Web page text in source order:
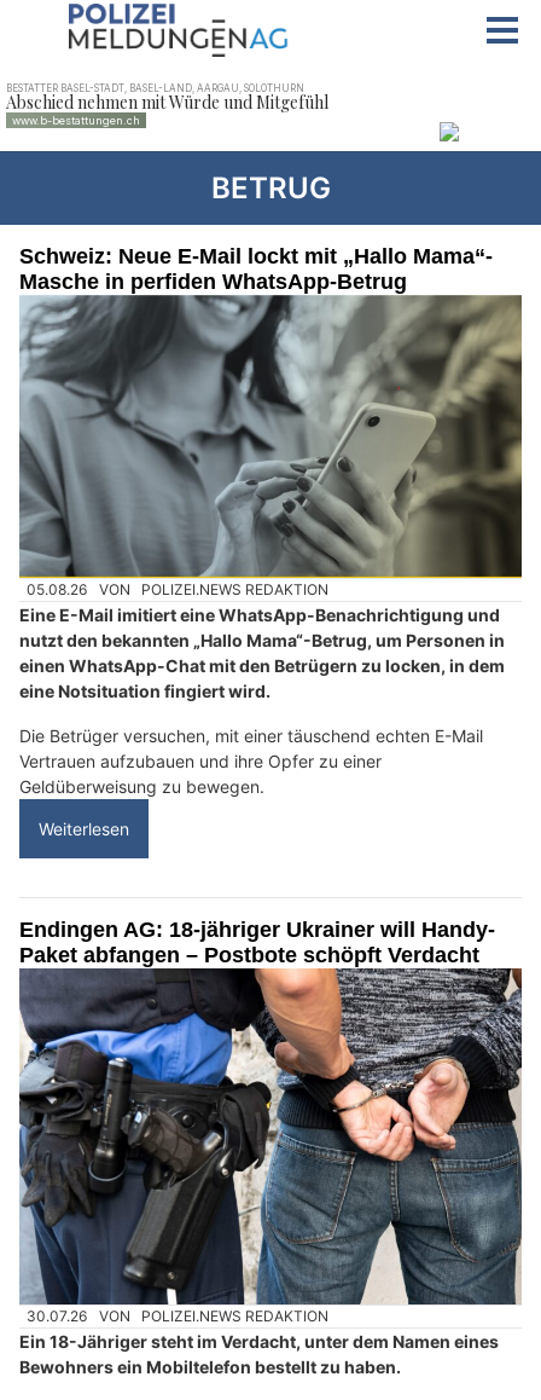
BETRUG
Schweiz: Neue E-Mail lockt mit „Hallo Mama“-
Masche in perfiden WhatsApp-Betrug
05.08.26 VON POLIZEI.NEWS REDAKTION
Eine E-Mail imitiert eine WhatsApp-Benachrichtigung und
nutzt den bekannten „Hallo Mama“-Betrug, um Personen in
einen WhatsApp-Chat mit den Betrügern zu locken, in dem
eine Notsituation fingiert wird.
Die Betrüger versuchen, mit einer täuschend echten E-Mail
Vertrauen aufzubauen und ihre Opfer zu einer
Geldüberweisung zu bewegen.
Weiterlesen
Endingen AG: 18-jähriger Ukrainer will Handy-
Paket abfangen – Postbote schöpft Verdacht
30.07.26 VON POLIZEI.NEWS REDAKTION
Ein 18-Jähriger steht im Verdacht, unter dem Namen eines
Bewohners ein Mobiltelefon bestellt zu haben.